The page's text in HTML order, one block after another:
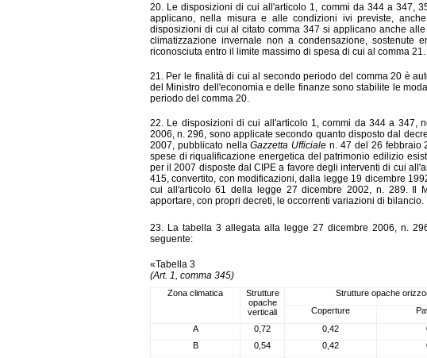
20. Le disposizioni di cui all'articolo 1, commi da 344 a 347,
applicano, nella misura e alle condizioni ivi previste,
disposizioni di cui al citato comma 347 si applicano anche
climatizzazione invernale non a condensazione, sostenute
riconosciuta entro il limite massimo di spesa di cui al comma 21.
21. Per le finalità di cui al secondo periodo del comma 20 è
del Ministro dell'economia e delle finanze sono stabilite le
periodo del comma 20.
22. Le disposizioni di cui all'articolo 1, commi da 344 a 347,
2006, n. 296, sono applicate secondo quanto disposto dal
2007, pubblicato nellaGazzetta Ufficiale n. 47 del 26 febbraio
spese di riqualificazione energetica del patrimonio edilizio
per il 2007 disposte dal CIPE a favore degli interventi di cui
415, convertito, con modificazioni, dalla legge 19 dicembre
cui all'articolo 61 della legge 27 dicembre 2002, n. 289. Il
apportare, con propri decreti, le occorrenti variazioni di bilancio.
23. La tabella 3 allegata alla legge 27 dicembre 2006, n.
seguente:
«Tabella 3
(Art. 1, comma 345)
Zona climatica
Strutture
opache
verticali
Strutture opache
Coperture
A
0,72 0,42
B
0,54 0,42